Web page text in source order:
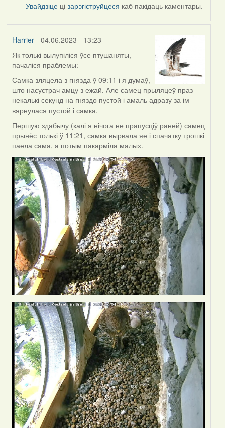
Увайдзіце цізарэгіструйцеся каб пакідаць каментары.
Harrier- 04.06.2023 - 13:23
Як толькі вылупіліся ўсе птушаняты,
пачаліся праблемы:
Самка зляцела з гнязда ў 09:11 і я думаў,
што насустрач амцу з ежай. Але самец прыляцеў праз
некалькі секунд на гняздо пустой і амаль адразу за ім
вярнулася пустой і самка.
Першую здабычу (калі я нічога не прапусціў раней) самец
прынёс толькі ў 11:21, самка вырвала яе і спачатку трошкі
паела сама, а потым пакарміла малых.